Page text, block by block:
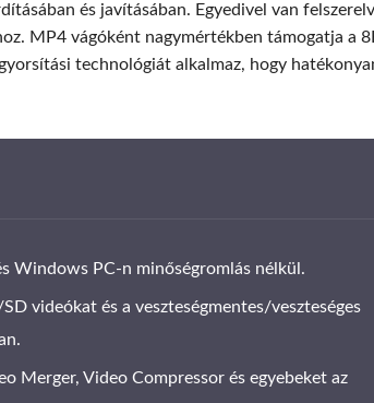
és javításában. Egyedivel van
MP4 vágóként nagymértékben támogatja a
technológiát alkalmaz, hogy
Windows PC-n minőségromlás nélkül.
videókat és a veszteségmentes/veszteséges
Merger, Video Compressor és egyebeket az